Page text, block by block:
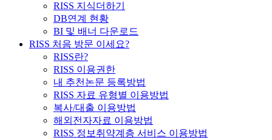
RISS 지식더하기
DB연계 현황
BI 및 배너 다운로드
RISS 처음 방문 이세요?
RISS란?
RISS 이용권한
내 추천논문 등록방법
RISS 자료 유형별 이용방법
복사/대출 이용방법
해외전자자료 이용방법
RISS 정보취약계층 서비스 이용방법